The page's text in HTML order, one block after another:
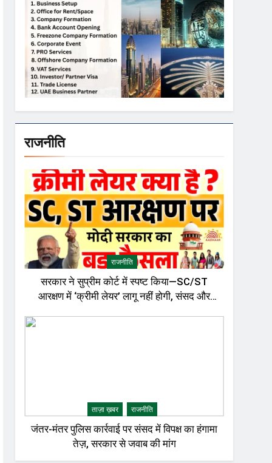
राजनीति
राजनीति
सरकार ने सुप्रीम कोर्ट में स्पष्ट किया—SC/ST
आरक्षण में ‘क्रीमी लेयर’ लागू नहीं होगी, संसद और
ताज़ा ख़बर राजनीति
जंतर-मंतर पुलिस कार्रवाई पर संसद में विपक्ष का हंगामा
तेज़, सरकार से जवाब की मांग